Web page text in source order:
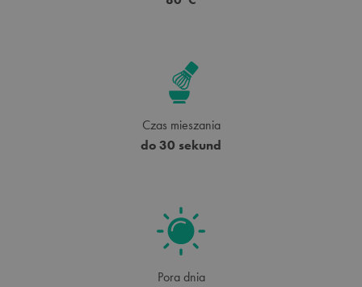
Czas mieszania
do 30 sekund
Pora dnia